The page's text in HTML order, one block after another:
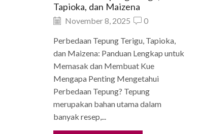
Tapioka, dan Maizena
November 8, 2025 0
Perbedaan Tepung Terigu, Tapioka,
dan Maizena: Panduan Lengkap untuk
Memasak dan Membuat Kue
Mengapa Penting Mengetahui
Perbedaan Tepung? Tepung
merupakan bahan utama dalam
banyak resep,...